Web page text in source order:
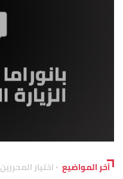
آخر المواضيع اختيار المحررين